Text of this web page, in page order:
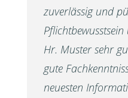
zuverlässig und
Hr. Muster sehr
gute
neuesten